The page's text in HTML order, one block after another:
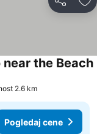
Deli
near the Beach
2.6 km
Pogledaj cene